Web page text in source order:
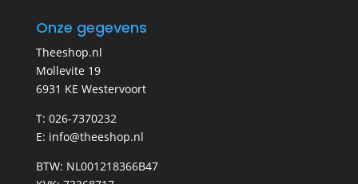
Onze gegevens
Theeshop.nl
Mollevite 19
6931 KE Westervoort
T: 026-7370232
E: info@theeshop.nl
BTW: NL001218366B47